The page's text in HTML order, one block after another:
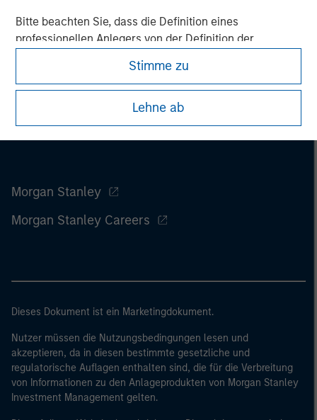
Bitte beachten Sie, dass die Definition eines
professionellen Anlegers von der Definition der
dem aus auf die Website zugegriffen wird.
Stimme zu
Lehne ab
Morgan Stanley
Morgan Stanley Careers
Dieses Dokument ist ein Marketingdokument.
Nutzer müssen die Nutzungsbedingungen lesen und
akzeptieren, da in diesen bestimmte gesetzliche und
regulatorische Auflagen enthalten sind, die für die Verbreitung
von Informationen zu den Anlageprodukten von Morgan Stanley
Investment Management gelten.